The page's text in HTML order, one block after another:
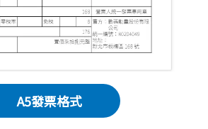
A5發票格式